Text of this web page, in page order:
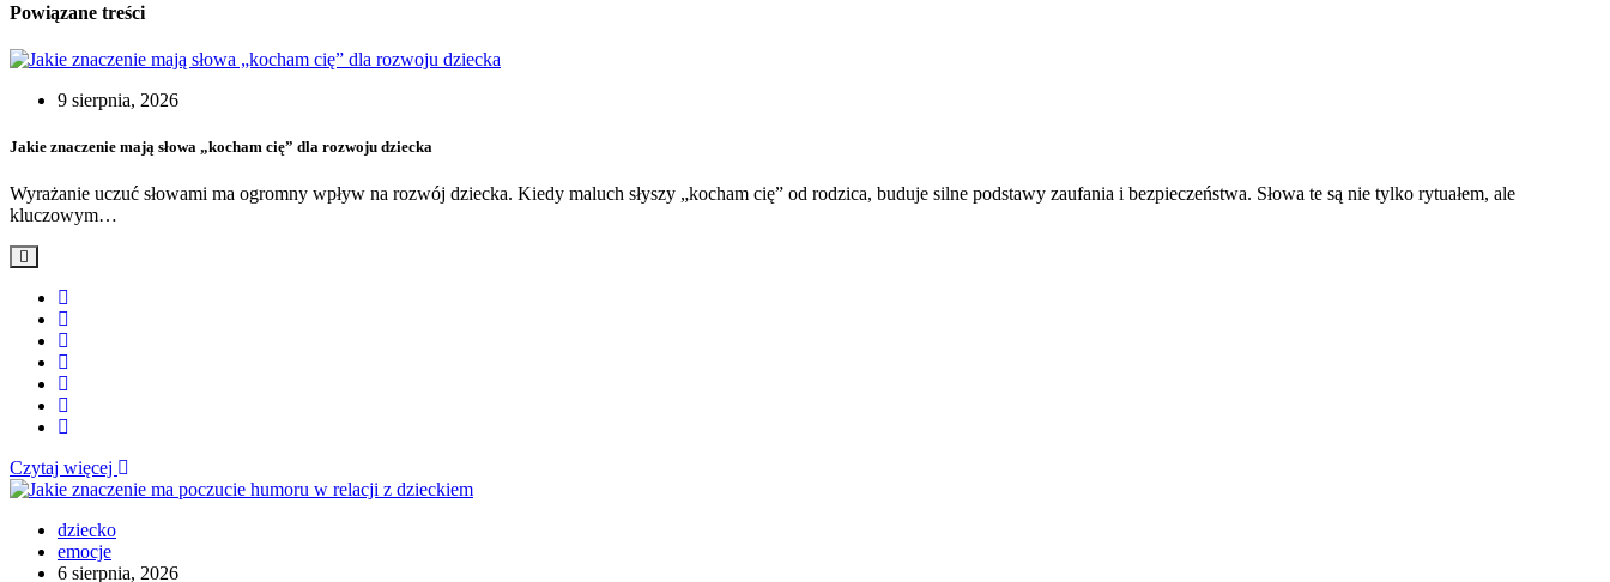
Powiązane treści
9 sierpnia, 2026
Jakie znaczenie mają słowa „kocham cię” dla rozwoju dziecka
Wyrażanie uczuć słowami ma ogromny wpływ na rozwój dziecka. Kiedy maluch słyszy „kocham cię” od rodzica, buduje silne podstawy zaufania i bezpieczeństwa. Słowa te są nie tylko rytuałem, ale
kluczowym…
Czytaj więcej
dziecko
emocje
6 sierpnia, 2026